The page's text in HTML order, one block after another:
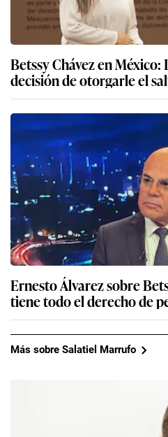
Betssy Chávez en
decisión de otorgarle el
Ernesto Álvarez sobre
tiene todo el derecho de
Más sobre Salatiel Marrufo